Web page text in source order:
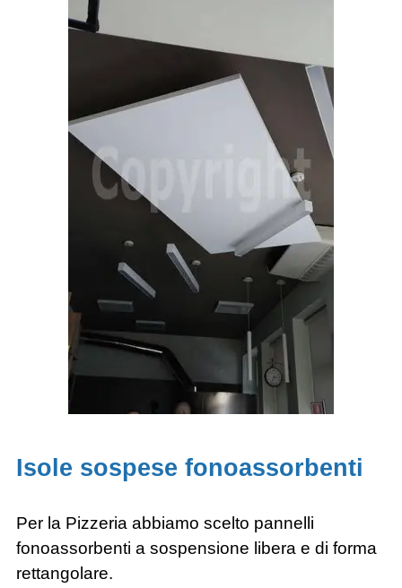
Isole sospese fonoassorbenti
Per la Pizzeria abbiamo scelto pannelli
fonoassorbenti a sospensione libera e di forma
rettangolare.